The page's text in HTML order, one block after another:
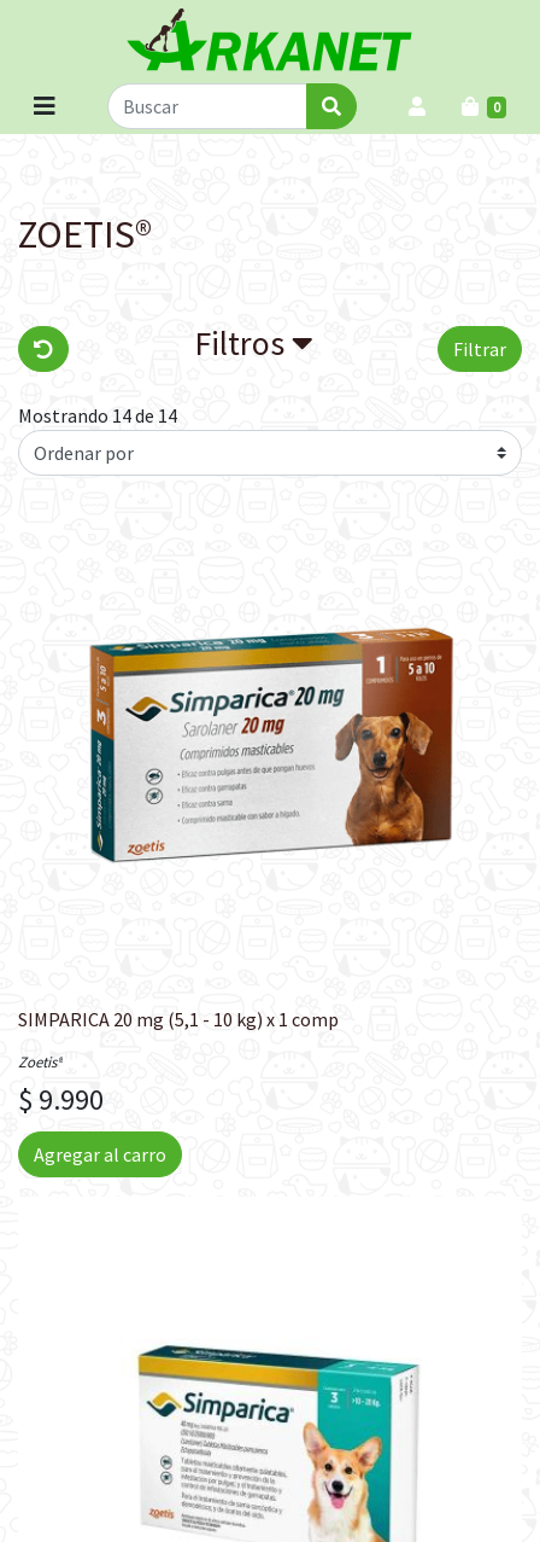
0
ZOETIS®
Filtros Filtrar
Mostrando 14 de 14
SIMPARICA 20 mg (5,1 - 10 kg) x 1 comp
Zoetis®
$ 9.990
Agregar al carro